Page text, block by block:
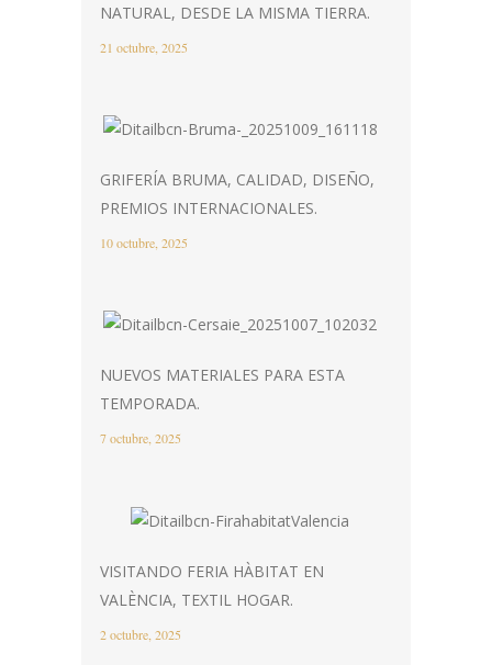
NATURAL, DESDE LA MISMA TIERRA.
21 octubre, 2025
GRIFERÍA BRUMA, CALIDAD, DISEÑO,
PREMIOS INTERNACIONALES.
10 octubre, 2025
NUEVOS MATERIALES PARA ESTA
TEMPORADA.
7 octubre, 2025
VISITANDO FERIA HÀBITAT EN
VALÈNCIA, TEXTIL HOGAR.
2 octubre, 2025